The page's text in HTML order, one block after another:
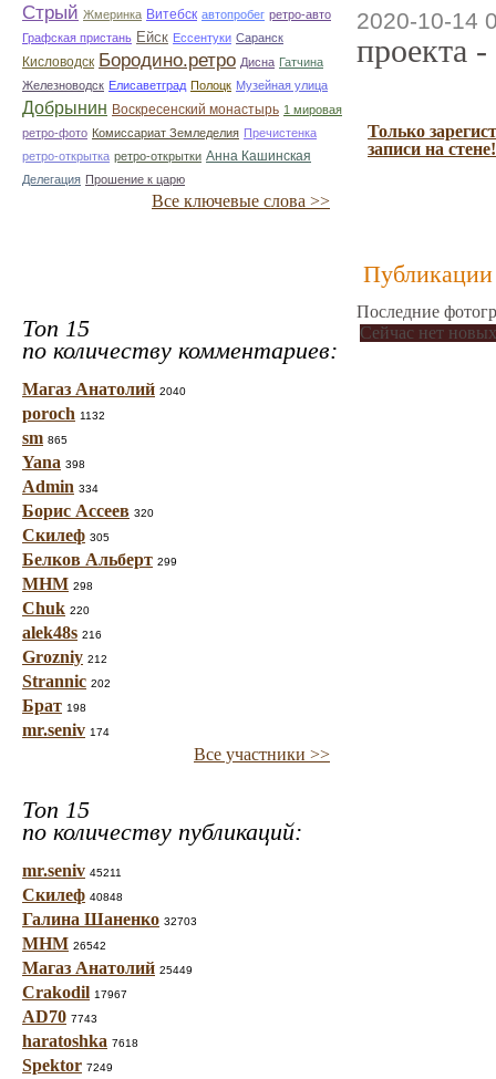
Стрый Жмеринка Витебск автопробег ретро-авто
Графская пристань Ейск Ессентуки Саранск
Кисловодск Бородино.ретро Дисна Гатчина
Железноводск Елисаветград Полоцк Музейная улица
Добрынин Воскресенский монастырь 1 мировая
ретро-фото Комиссариат Земледелия Пречистенка
ретро-открытка ретро-открытки Анна Кашинская
Делегация Прошение к царю
Все ключевые слова >>
Топ 15
по количеству комментариев:
Магаз Анатолий 2040
poroch 1132
sm 865
Yana 398
Admin 334
Борис Ассеев 320
Скилеф 305
Белков Альберт 299
МНМ 298
Chuk 220
alek48s 216
Grozniy 212
Strannic 202
Брат 198
mr.seniv 174
Все участники >>
Топ 15
по количеству публикаций:
mr.seniv 45211
Скилеф 40848
Галина Шаненко 32703
МНМ 26542
Магаз Анатолий 25449
Crakodil 17967
AD70 7743
haratoshka 7618
Spektor 7249
2020-10-14
проекта
Только
записи на стене!
Публикации
Последние
Сейчас нет